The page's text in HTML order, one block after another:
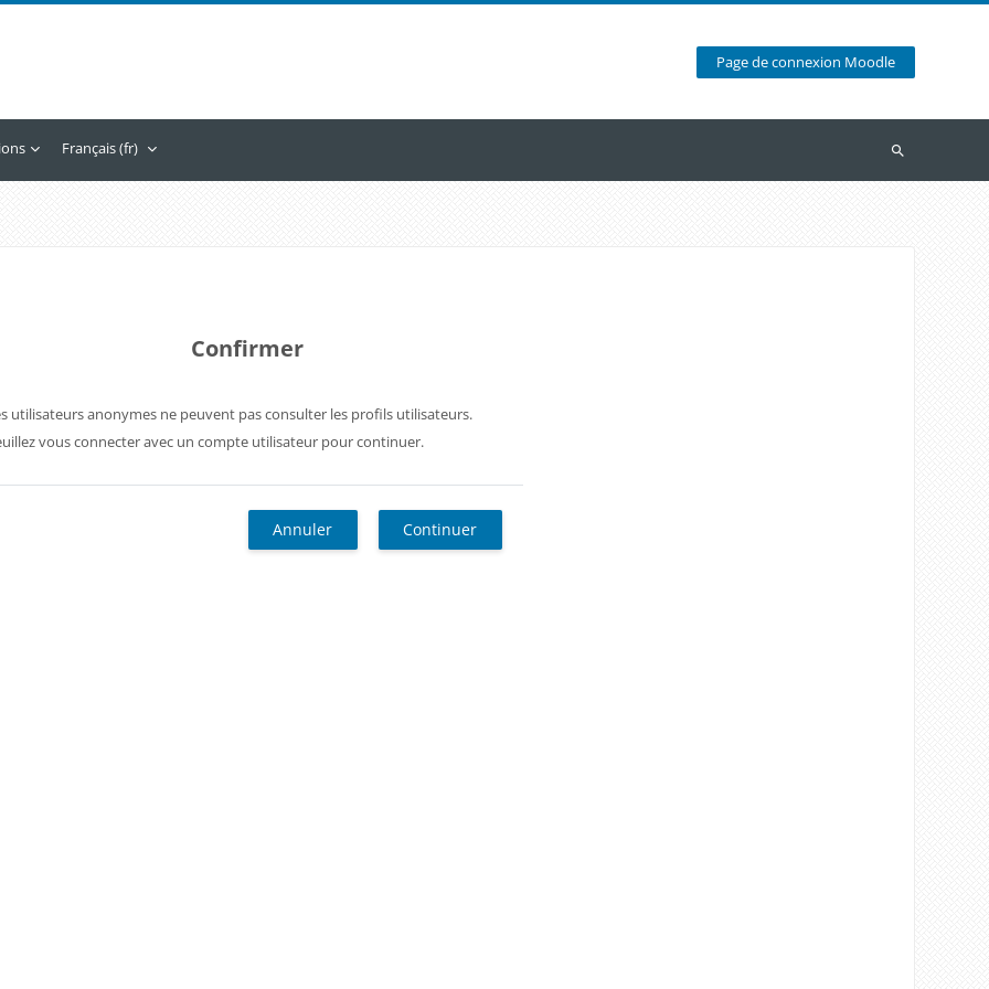
Page de connexion Moodle
Français ‎(fr)‎
Recherche
Confirmer
utilisateurs anonymes ne peuvent pas consulter les profils utilisateurs.
vous connecter avec un compte utilisateur pour continuer.
Annuler Continuer